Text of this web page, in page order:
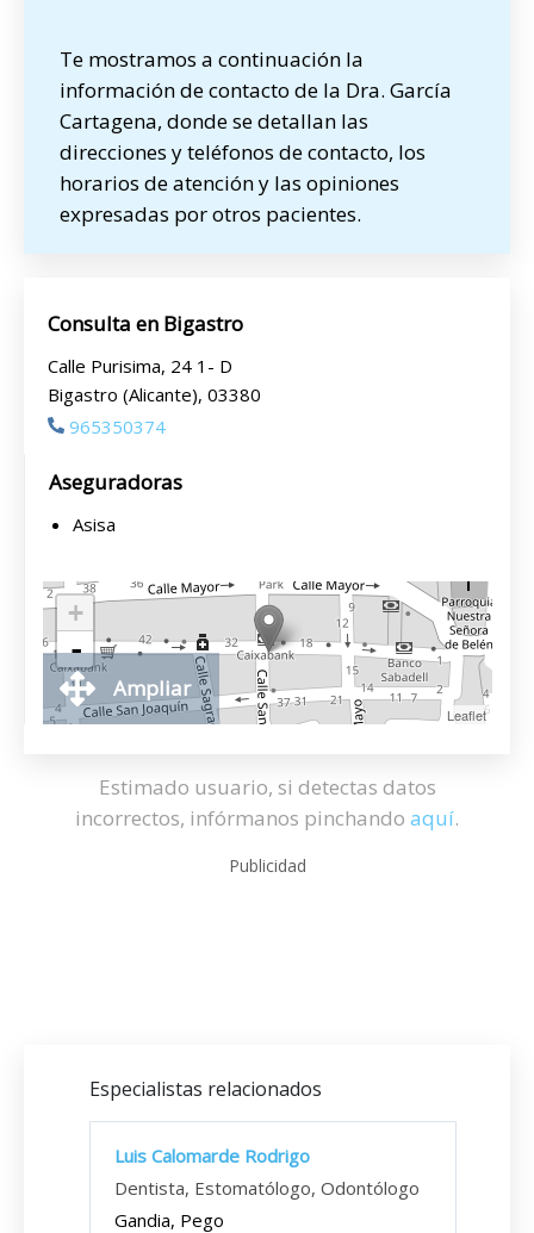
Te mostramos a continuación la
información de contacto de la Dra. García
Cartagena, donde se detallan las
direcciones y teléfonos de contacto, los
horarios de atención y las opiniones
expresadas por otros pacientes.
Consulta en Bigastro
Calle Purisima, 24 1- D
Bigastro (Alicante), 03380
965350374
Aseguradoras
Asisa
+
-
Leaflet
Ampliar
Estimado usuario, si detectas datos
incorrectos, infórmanos pinchando aquí.
Publicidad
Especialistas relacionados
Luis Calomarde Rodrigo
Dentista, Estomatólogo, Odontólogo
Gandia, Pego